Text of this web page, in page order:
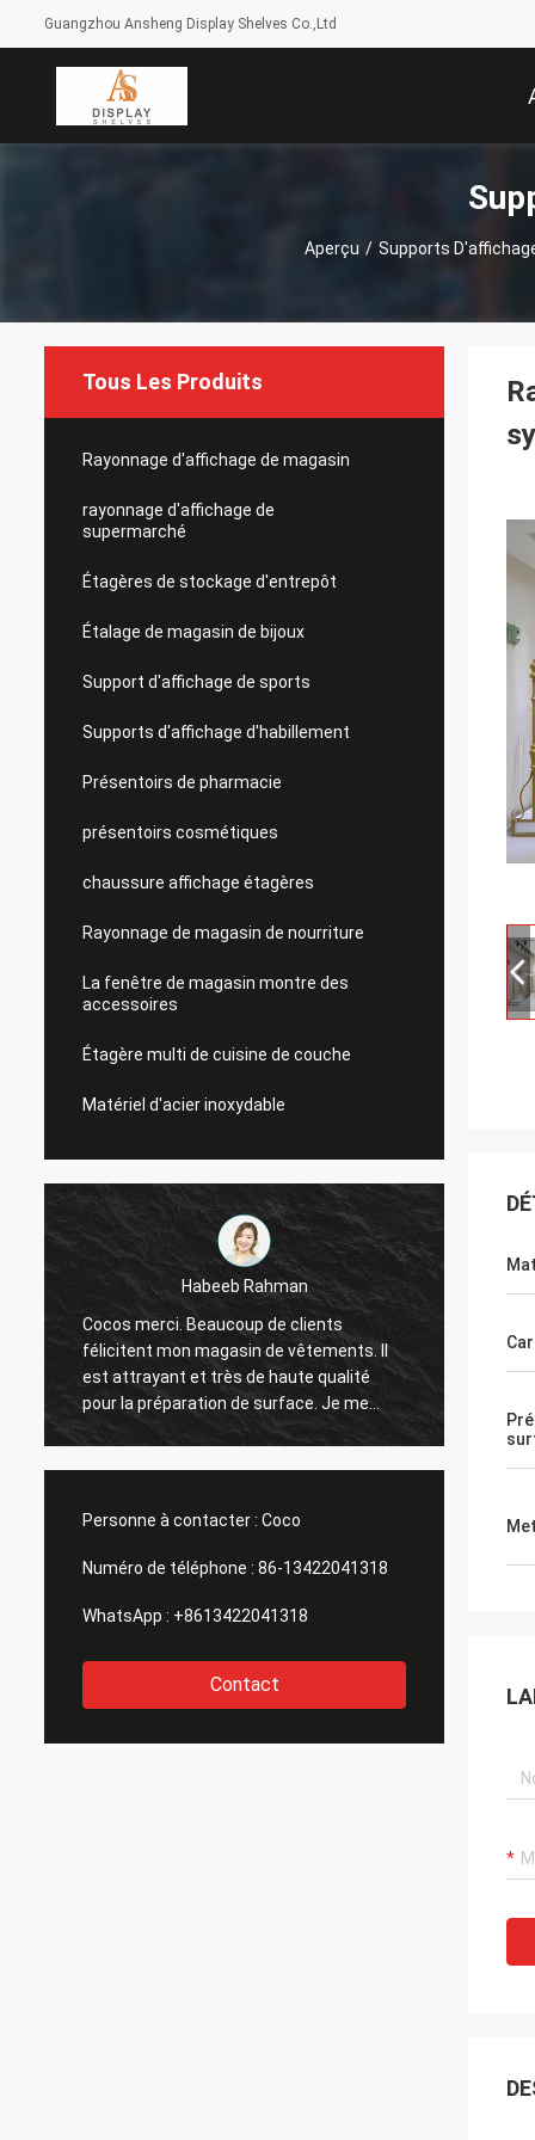
Guangzhou Ansheng Display Shelves Co.,Ltd
Aperçu / Supports
Tous Les Produits
Rayonnage d'affichage de magasin
rayonnage d'affichage de
supermarché
Étagères de stockage d'entrepôt
Étalage de magasin de bijoux
Support d'affichage de sports
Supports d'affichage d'habillement
Présentoirs de pharmacie
présentoirs cosmétiques
chaussure affichage étagères
Rayonnage de magasin de nourriture
La fenêtre de magasin montre des
accessoires
Étagère multi de cuisine de couche
Matériel d'acier inoxydable
Galletti de Marco
Vous toujours fait un bon travail pour moi !
Les présentoirs de fenêtre de magasin de
Noël sont arrivés. Après installation, nous
t'enverrons des images. Beaucoup de
mercis.
de
Personne à contacter : Coco
Numéro de téléphone : 86-13422041318
WhatsApp : +8613422041318
Contact